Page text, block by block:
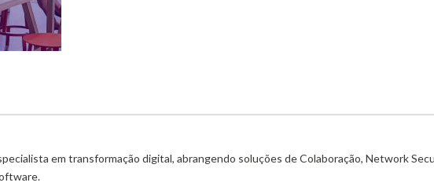
em transformação digital, abrangendo soluções de Colaboração, Network